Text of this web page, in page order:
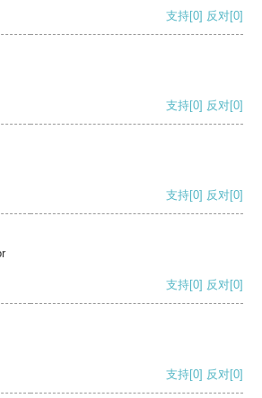
支持[0] 反对[0]
支持[0] 反对[0]
支持[0] 反对[0]
支持[0] 反对[0]
支持[0] 反对[0]